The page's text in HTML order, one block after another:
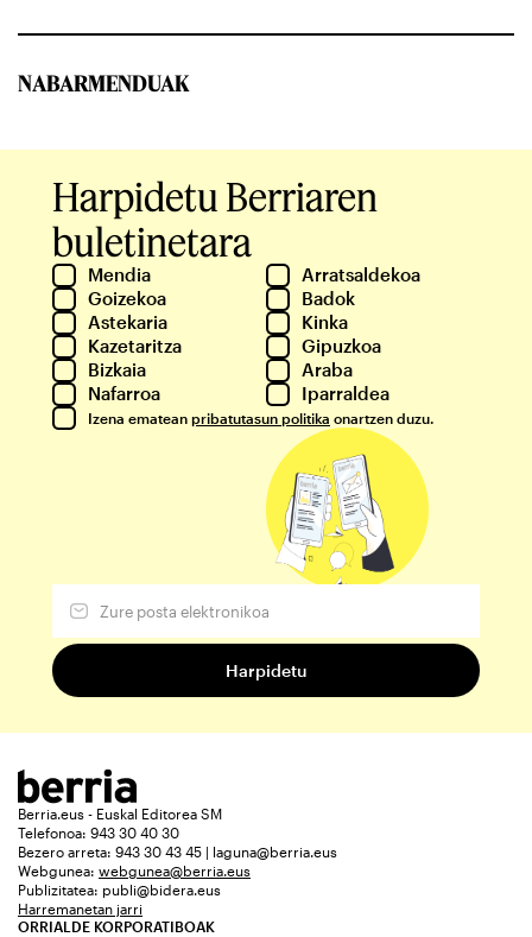
NABARMENDUAK
Harpidetu Berriaren
buletinetara
Mendia
Arratsaldekoa
Goizekoa
Badok
Astekaria
Kinka
Kazetaritza
Gipuzkoa
Bizkaia
Araba
Nafarroa
Iparraldea
Izena ematean pribatutasun politika onartzen duzu.
Berria.eus - Euskal Editorea SM
Telefonoa: 943 30 40 30
Bezero arreta: 943 30 43 45 | laguna@berria.eus
Webgunea: webgunea@berria.eus
Publizitatea: publi@bidera.eus
Harremanetan jarri
ORRIALDE KORPORATIBOAK